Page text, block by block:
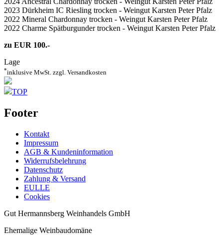
2023 Dürkheim IC Riesling trocken - Weingut Karsten Peter Pfalz
2022 Mineral Chardonnay trocken - Weingut Karsten Peter Pfalz
2022 Charme Spätburgunder trocken - Weingut Karsten Peter Pfalz
zu EUR 100.-
Lage
*inklusive MwSt. zzgl. Versandkosten
TOP
Footer
Kontakt
Impressum
AGB & Kundeninformation
Widerrufsbelehrung
Datenschutz
Zahlung & Versand
EULLE
Cookies
Gut Hermannsberg Weinhandels GmbH
Ehemalige Weinbaudomäne